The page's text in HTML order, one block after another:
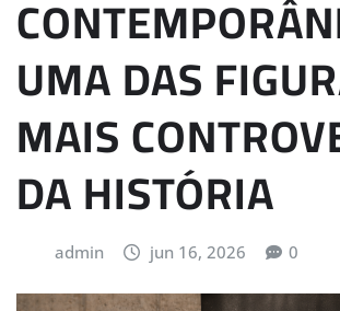
UMA DAS
MAIS
DA HISTÓRIA
admin jun 16, 2026 0